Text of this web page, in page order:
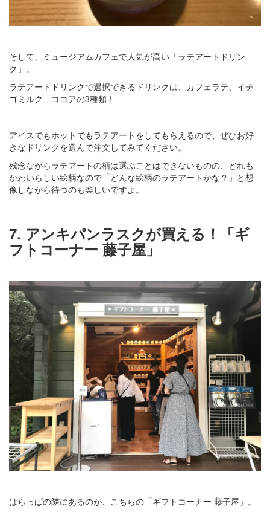
そして、ミュージアムカフェで人気が高い「ラテアートドリン
ク」。
ラテアートドリンクで選択できるドリンクは、カフェラテ、イチ
ゴミルク、ココアの3種類！
アイスでもホットでもラテアートをしてもらえるので、ぜひお好
きなドリンクを選んで注文してみてください。
残念ながらラテアートの柄は選ぶことはできないものの、どれも
かわいらしい絵柄なので「どんな絵柄のラテアートかな？」と想
像しながら待つのも楽しいですよ。
7. アンキパンラスクが買える！「ギ
フトコーナー 藤子屋」
はらっぱの隣にあるのが、こちらの「ギフトコーナー 藤子屋」。